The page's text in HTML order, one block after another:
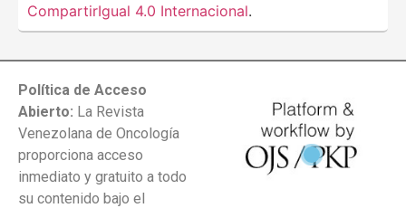
CompartirIgual 4.0 Internacional.
Política de Acceso
Abierto: La Revista
Venezolana de Oncología
proporciona acceso
inmediato y gratuito a todo
su contenido bajo el